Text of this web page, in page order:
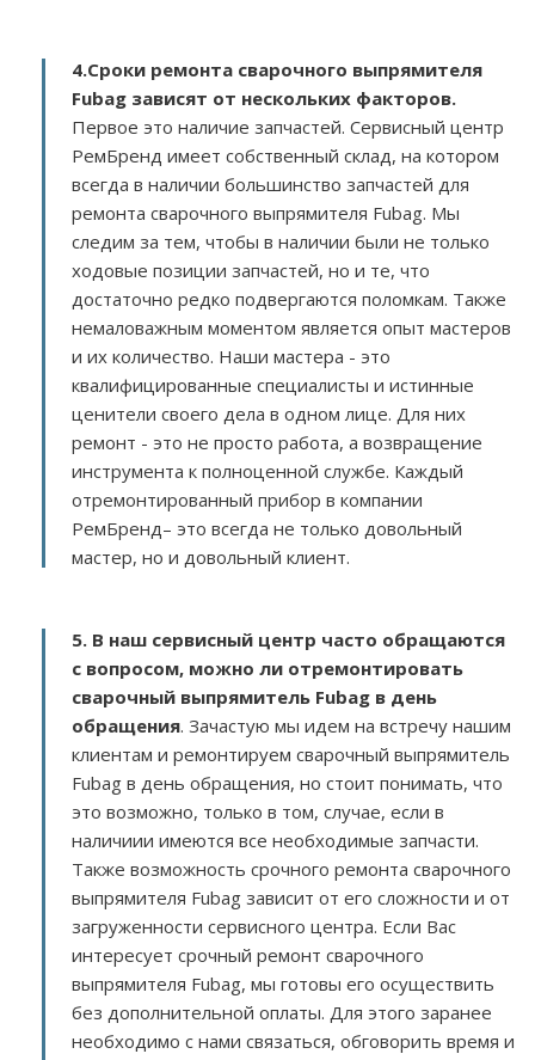
4.Сроки ремонта сварочного выпрямителя
Fubag зависят от нескольких факторов.
Первое это наличие запчастей. Сервисный центр
РемБренд имеет собственный склад, на котором
всегда в наличии большинство запчастей для
ремонта сварочного выпрямителя Fubag. Мы
следим за тем, чтобы в наличии были не только
ходовые позиции запчастей, но и те, что
достаточно редко подвергаются поломкам. Также
немаловажным моментом является опыт мастеров
и их количество. Наши мастера - это
квалифицированные специалисты и истинные
ценители своего дела в одном лице. Для них
ремонт - это не просто работа, а возвращение
инструмента к полноценной службе. Каждый
отремонтированный прибор в компании
РемБренд– это всегда не только довольный
мастер, но и довольный клиент.
5. В наш сервисный центр часто обращаются
с вопросом, можно ли отремонтировать
сварочный выпрямитель Fubag в день
обращения. Зачастую мы идем на встречу нашим
клиентам и ремонтируем сварочный выпрямитель
Fubag в день обращения, но стоит понимать, что
это возможно, только в том, случае, если в
наличиии имеются все необходимые запчасти.
Также возможность срочного ремонта сварочного
выпрямителя Fubag зависит от его сложности и от
загруженности сервисного центра. Если Вас
интересует срочный ремонт сварочного
выпрямителя Fubag, мы готовы его осуществить
без дополнительной оплаты. Для этого заранее
необходимо с нами связаться, обговорить время и